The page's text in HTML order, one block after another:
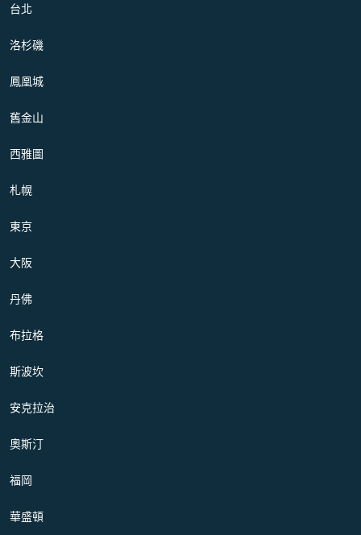
台北
洛杉磯
鳳凰城
舊金山
西雅圖
札幌
東京
大阪
丹佛
布拉格
斯波坎
安克拉治
奧斯汀
福岡
華盛頓